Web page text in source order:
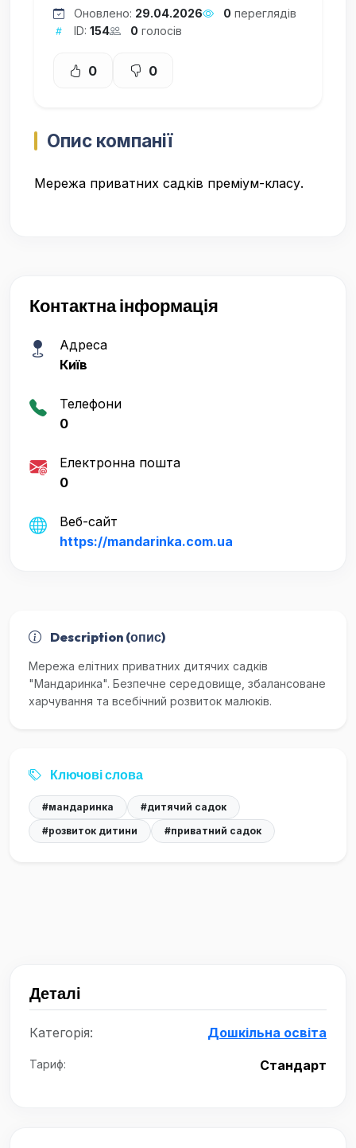
Оновлено: 29.04.2026 0 переглядів
ID: 154 0 голосів
0 0
Опис компанії
Мережа приватних садків преміум-класу.
Контактна інформація
Адреса
Київ
Телефони
0
Електронна пошта
0
Веб-сайт
https://mandarinka.com.ua
Description (опис)
Мережа елітних приватних дитячих садків
"Мандаринка". Безпечне середовище, збалансоване
харчування та всебічний розвиток малюків.
Ключові слова
#мандаринка
#дитячий садок
#розвиток дитини
#приватний садок
Деталі
Категорія: Дошкільна освіта
Тариф: Стандарт